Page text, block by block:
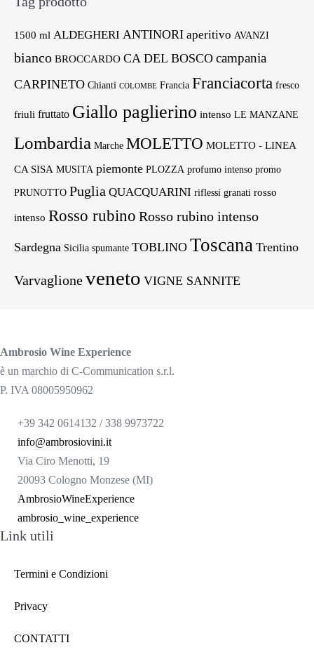
1500 ml ALDEGHERI ANTINORI aperitivo AVANZI
bianco BROCCARDO CA DEL BOSCO campania
CARPINETO Chianti COLOMBE Francia Franciacorta fresco
friuli fruttato Giallo paglierino intenso LE MANZANE
Lombardia Marche MOLETTO MOLETTO - LINEA
CA SISA MUSITA piemonte PLOZZA profumo intenso promo
PRUNOTTO Puglia QUACQUARINI riflessi granati rosso
intenso Rosso rubino Rosso rubino intenso
Sardegna Sicilia spumante TOBLINO Toscana Trentino
Varvaglioneveneto VIGNE SANNITE
Ambrosio Wine Experience
è un marchio di C-Communication s.r.l.
P. IVA 08005950962
+39 342 0614132 / 338 9973722
info@ambrosiovini.it
Via Ciro Menotti, 19
20093 Cologno Monzese (MI)
AmbrosioWineExperience
ambrosio_wine_experience
Link utili
Termini e Condizioni
Privacy
CONTATTI